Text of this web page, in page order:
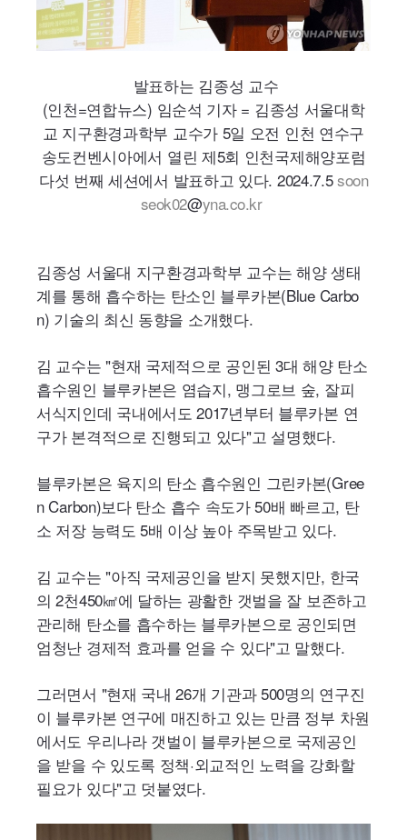
발표하는 김종성 교수
(인천=연합뉴스) 임순석 기자 = 김종성 서울대학
교 지구환경과학부 교수가 5일 오전 인천 연수구
송도컨벤시아에서 열린 제5회 인천국제해양포럼
다섯 번째 세션에서 발표하고 있다. 2024.7.5soon
seok02@yna.co.kr
김종성 서울대 지구환경과학부 교수는 해양 생태
계를 통해 흡수하는 탄소인 블루카본(Blue Carbo
n) 기술의 최신 동향을 소개했다.
김 교수는 "현재 국제적으로 공인된 3대 해양 탄소
흡수원인 블루카본은 염습지, 맹그로브 숲, 잘피
서식지인데 국내에서도 2017년부터 블루카본 연
구가 본격적으로 진행되고 있다"고 설명했다.
블루카본은 육지의 탄소 흡수원인 그린카본(Gree
nCarbon)보다 탄소 흡수 속도가 50배 빠르고, 탄
소 저장 능력도 5배 이상 높아 주목받고 있다.
김 교수는 "아직 국제공인을 받지 못했지만, 한국
의 2천450㎢에 달하는 광활한 갯벌을 잘 보존하고
관리해 탄소를 흡수하는 블루카본으로 공인되면
엄청난 경제적 효과를 얻을 수 있다"고 말했다.
그러면서 "현재 국내 26개 기관과 500명의 연구진
이 블루카본 연구에 매진하고 있는 만큼 정부 차원
에서도 우리나라 갯벌이 블루카본으로 국제공인
을 받을 수 있도록 정책·외교적인 노력을 강화할
필요가 있다"고 덧붙였다.